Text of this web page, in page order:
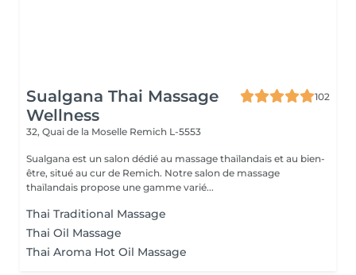
Sualgana Thai Massage
Wellness
102
32, Quai de la Moselle Remich L-5553
Sualgana est un salon dédié au massage thaïlandais et au bien-
être, situé au cur de Remich. Notre salon de massage
thaïlandais propose une gamme varié...
Thai Traditional Massage
Thai Oil Massage
Thai Aroma Hot Oil Massage